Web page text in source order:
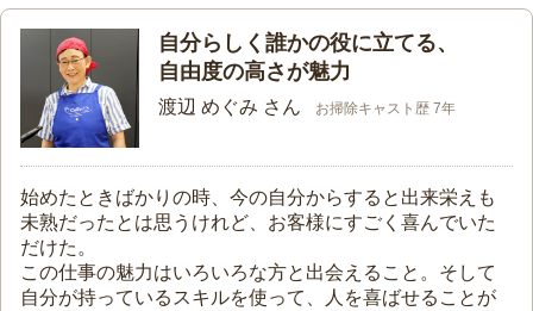
自分らしく誰かの役に立てる、
自由度の高さが魅力
渡辺 めぐみ さん お掃除キャスト歴 7年
始めたときばかりの時、今の自分からすると出来栄えも
未熟だったとは思うけれど、お客様にすごく喜んでいた
だけた。
この仕事の魅力はいろいろな方と出会えること。そして
自分が持っているスキルを使って、人を喜ばせることが